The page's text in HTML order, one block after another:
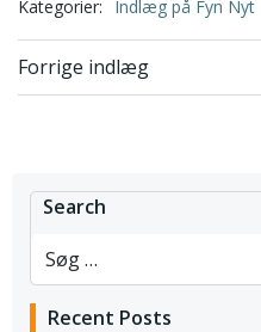
Kategorier: Indlæg på Fyn Nyt
Forrige indlæg
Search
Recent Posts